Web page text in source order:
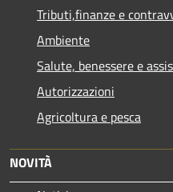
Tributi,finanze e
Ambiente
Salute, benessere e
Autorizzazioni
Agricoltura e pesca
NOVITÀ